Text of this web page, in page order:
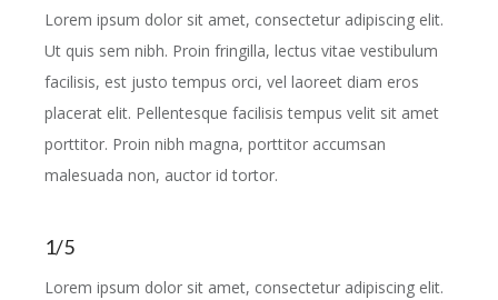
Lorem ipsum dolor sit amet, consectetur adipiscing elit.
Ut quis sem nibh. Proin fringilla, lectus vitae vestibulum
facilisis, est justo tempus orci, vel laoreet diam eros
placerat elit. Pellentesque facilisis tempus velit sit amet
porttitor. Proin nibh magna, porttitor accumsan
malesuada non, auctor id tortor.
1/5
Lorem ipsum dolor sit amet, consectetur adipiscing elit.